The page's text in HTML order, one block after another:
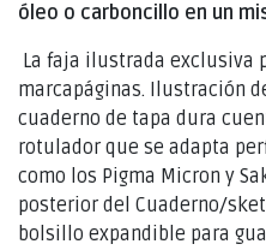
óleo o carboncillo en un
La faja ilustrada exclusiva
marcapáginas. Ilustración
cuaderno de tapa dura
rotulador que se adapta
como los Pigma Micron y
posterior del Cuaderno/
bolsillo expandible para